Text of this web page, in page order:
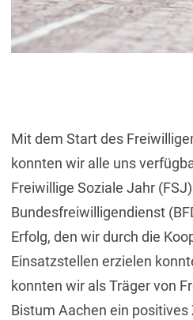
Mit dem Start des
konnten wir alle uns
Freiwillige Soziale Jahr
Bundesfreiwilligendienst
Erfolg, den wir durch die
Einsatzstellen erzielen
konnten wir als Träger von
Bistum Aachen ein